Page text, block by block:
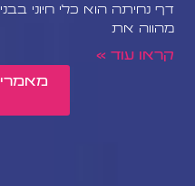
דף נחיתה הוא כלי חיוני
מהווה את
קראו עוד »